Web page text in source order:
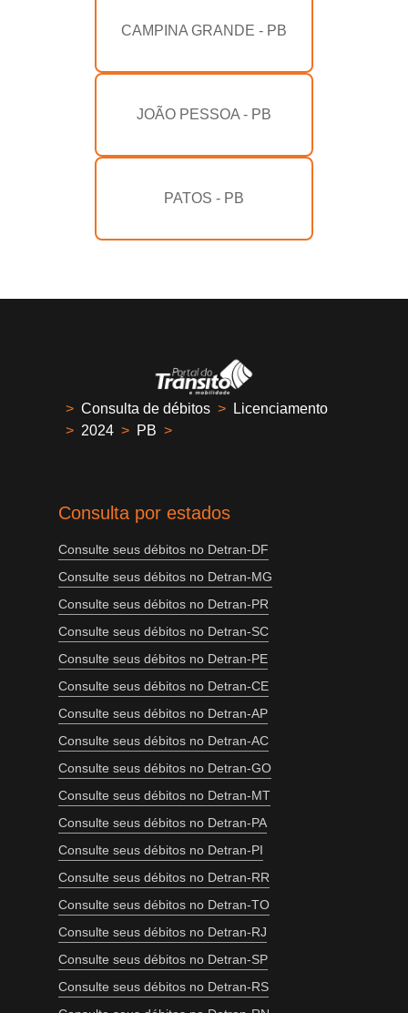
CAMPINA GRANDE - PB
JOÃO PESSOA - PB
PATOS - PB
> Consulta de débitos >
Licenciamento
> 2024 > PB >
Consulta por estados
Consulte seus débitos no Detran-DF
Consulte seus débitos no Detran-MG
Consulte seus débitos no Detran-PR
Consulte seus débitos no Detran-SC
Consulte seus débitos no Detran-PE
Consulte seus débitos no Detran-CE
Consulte seus débitos no Detran-AP
Consulte seus débitos no Detran-AC
Consulte seus débitos no Detran-GO
Consulte seus débitos no Detran-MT
Consulte seus débitos no Detran-PA
Consulte seus débitos no Detran-PI
Consulte seus débitos no Detran-RR
Consulte seus débitos no Detran-TO
Consulte seus débitos no Detran-RJ
Consulte seus débitos no Detran-SP
Consulte seus débitos no Detran-RS